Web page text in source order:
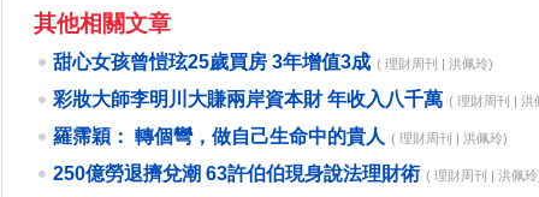
其他相關文章
甜心女孩曾愷玹25歲買房 3年增值3成 ( 理財周刊 | 洪佩玲)
彩妝大師李明川大賺兩岸資本財 年收入八千萬 ( 理財周刊 | 洪
羅霈穎： 轉個彎，做自己生命中的貴人 ( 理財周刊 | 洪佩玲)
250億勞退擠兌潮 63許伯伯現身說法理財術 ( 理財周刊 | 洪佩